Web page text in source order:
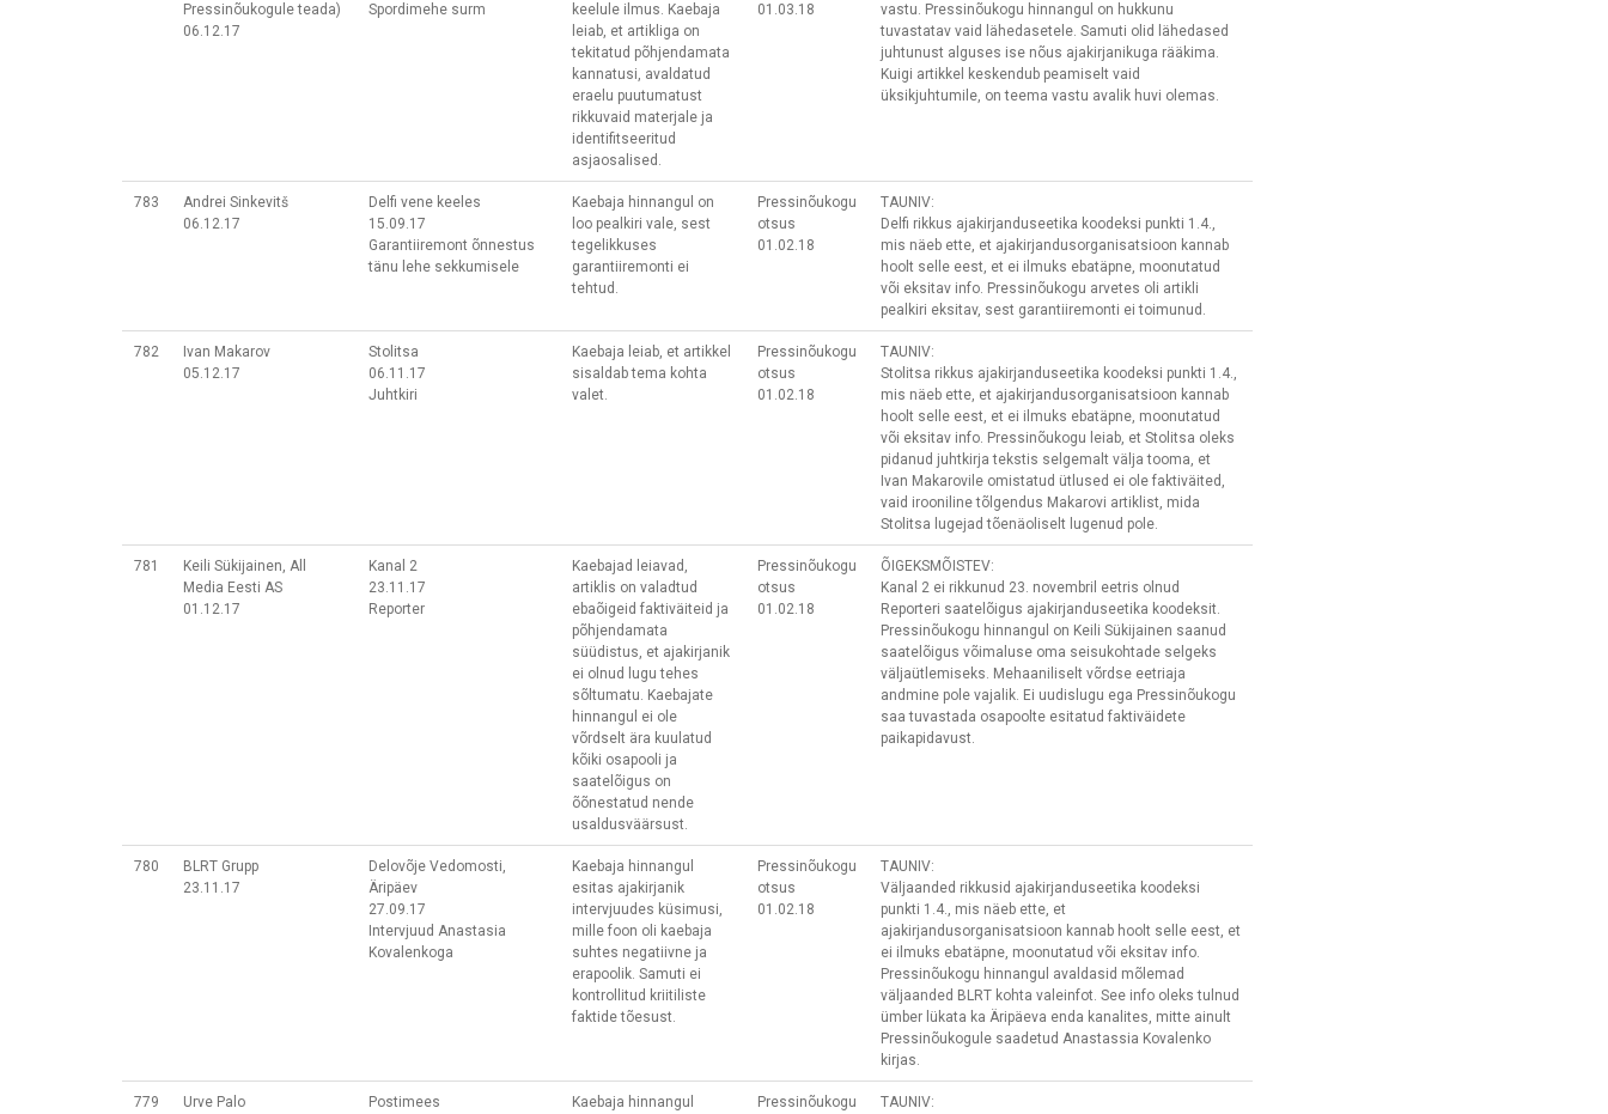
Pressinõukogule teada)
06.12.17
Spordimehe surm
keelule ilmus. Kaebaja
leiab, et artikliga on
tekitatud põhjendamata
kannatusi, avaldatud
eraelu puutumatust
rikkuvaid materjale ja
identifitseeritud
asjaosalised.
01.03.18
vastu. Pressinõukogu hinnangul on hukkunu
tuvastatav vaid lähedasetele. Samuti olid lähedased
juhtunust alguses ise nõus ajakirjanikuga rääkima.
Kuigi artikkel keskendub peamiselt vaid
üksikjuhtumile, on teema vastu avalik huvi olemas.
783
Andrei Sinkevitš
06.12.17
Delfi vene keeles
15.09.17
Garantiiremont õnnestus
tänu lehe sekkumisele
Kaebaja hinnangul on
loo pealkiri vale, sest
tegelikkuses
garantiiremonti ei
tehtud.
Pressinõukogu
otsus
01.02.18
TAUNIV:
Delfi rikkus ajakirjanduseetika koodeksi punkti 1.4.,
mis näeb ette, et ajakirjandusorganisatsioon kannab
hoolt selle eest, et ei ilmuks ebatäpne, moonutatud
või eksitav info. Pressinõukogu arvetes oli artikli
pealkiri eksitav, sest garantiiremonti ei toimunud.
782
Ivan Makarov
05.12.17
Stolitsa
06.11.17
Juhtkiri
Kaebaja leiab, et artikkel
sisaldab tema kohta
valet.
Pressinõukogu
otsus
01.02.18
TAUNIV:
Stolitsa rikkus ajakirjanduseetika koodeksi punkti 1.4.,
mis näeb ette, et ajakirjandusorganisatsioon kannab
hoolt selle eest, et ei ilmuks ebatäpne, moonutatud
või eksitav info. Pressinõukogu leiab, et Stolitsa oleks
pidanud juhtkirja tekstis selgemalt välja tooma, et
Ivan Makarovile omistatud ütlused ei ole faktiväited,
vaid irooniline tõlgendus Makarovi artiklist, mida
Stolitsa lugejad tõenäoliselt lugenud pole.
781
Keili Sükijainen, All
Media Eesti AS
01.12.17
Kanal 2
23.11.17
Reporter
Kaebajad leiavad,
artiklis on valadtud
ebaõigeid faktiväiteid ja
põhjendamata
süüdistus, et ajakirjanik
ei olnud lugu tehes
sõltumatu. Kaebajate
hinnangul ei ole
võrdselt ära kuulatud
kõiki osapooli ja
saatelõigus on
õõnestatud nende
usaldusväärsust.
Pressinõukogu
otsus
01.02.18
ÕIGEKSMÕISTEV:
Kanal 2 ei rikkunud 23. novembril eetris olnud
Reporteri saatelõigus ajakirjanduseetika koodeksit.
Pressinõukogu hinnangul on Keili Sükijainen saanud
saatelõigus võimaluse oma seisukohtade selgeks
väljaütlemiseks. Mehaaniliselt võrdse eetriaja
andmine pole vajalik. Ei uudislugu ega Pressinõukogu
saa tuvastada osapoolte esitatud faktiväidete
paikapidavust.
780
BLRT Grupp
23.11.17
Delovõje Vedomosti,
Äripäev
27.09.17
Intervjuud Anastasia
Kovalenkoga
Kaebaja hinnangul
esitas ajakirjanik
intervjuudes küsimusi,
mille foon oli kaebaja
suhtes negatiivne ja
erapoolik. Samuti ei
kontrollitud kriitiliste
faktide tõesust.
Pressinõukogu
otsus
01.02.18
TAUNIV:
Väljaanded rikkusid ajakirjanduseetika koodeksi
punkti 1.4., mis näeb ette, et
ajakirjandusorganisatsioon kannab hoolt selle eest, et
ei ilmuks ebatäpne, moonutatud või eksitav info.
Pressinõukogu hinnangul avaldasid mõlemad
väljaanded BLRT kohta valeinfot. See info oleks tulnud
ümber lükata ka Äripäeva enda kanalites, mitte ainult
Pressinõukogule saadetud Anastassia Kovalenko
kirjas.
779
Urve Palo
Postimees
Kaebaja hinnangul
Pressinõukogu
TAUNIV: